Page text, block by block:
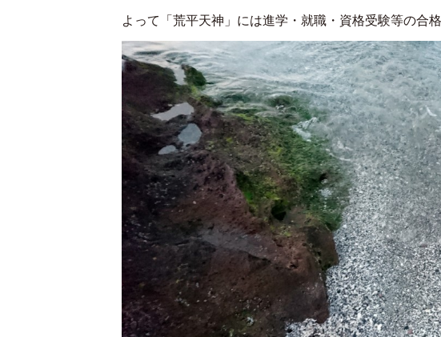
よって「荒平天神」には進学・就職・資格受験等の合